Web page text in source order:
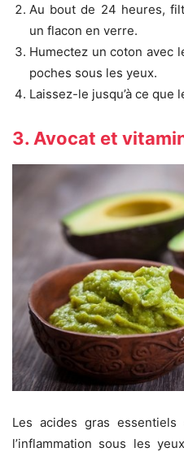
Au bout de 24 heures,
un flacon en verre.
Humectez un coton avec
poches sous les yeux.
Laissez-le jusqu’à ce que
3. Avocat et
Les acides gras
l’inflammation sous les